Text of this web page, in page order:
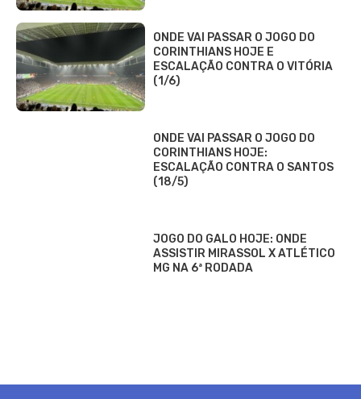
ONDE VAI PASSAR O JOGO DO
CORINTHIANS HOJE E
ESCALAÇÃO CONTRA O VITÓRIA
(1/6)
ONDE VAI PASSAR O JOGO DO
CORINTHIANS HOJE:
ESCALAÇÃO CONTRA O SANTOS
(18/5)
JOGO DO GALO HOJE: ONDE
ASSISTIR MIRASSOL X ATLÉTICO
MG NA 6ª RODADA